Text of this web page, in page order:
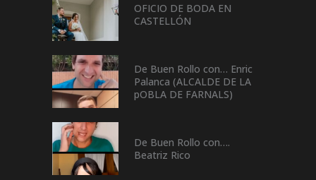
OFICIO DE BODA EN
CASTELLÓN
De Buen Rollo con… Enric
Palanca (ALCALDE DE LA
pOBLA DE FARNALS)
De Buen Rollo con….
Beatriz Rico